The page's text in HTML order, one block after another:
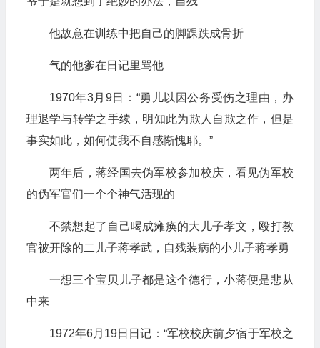
他故意在训练中把自己的脚踝跌成骨折
气的他爹在日记里骂他
1970年3月9日：“勇儿以因公务受伤之理由，办
理退学与转学之手续，明知此为欺人自欺之作，但是
事实如此，如何使我不自感惭愧耶。”
两年后，蒋经国去伪军校参加校庆，看见伪军校
的伪军官们一个个神气活现的
不禁想起了自己喝成瘫痪的大儿子孝文，殴打教
官被开除的二儿子蒋孝武，自残装病的小儿子蒋孝勇
一想三个宝贝儿子都是这个德行，小蒋便是悲从
中来
1972年6月19日日记：“军校校庆前夕宿于军校之